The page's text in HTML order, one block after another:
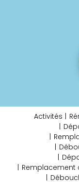
Activités
Remplacement